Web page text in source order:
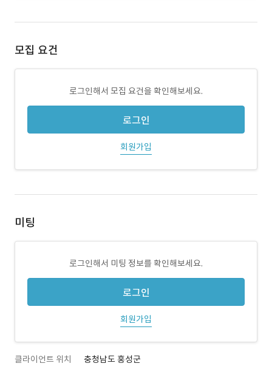
모집 요건
로그인해서 모집 요건을 확인해보세요.
로그인
회원가입
미팅
로그인해서 미팅 정보를 확인해보세요.
로그인
회원가입
클라이언트 위치 충청남도 홍성군